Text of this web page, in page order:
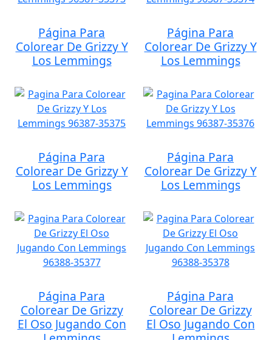
Página Para
Colorear De Grizzy Y
Los Lemmings
Página Para
Colorear De Grizzy Y
Los Lemmings
Página Para
Colorear De Grizzy Y
Los Lemmings
Página Para
Colorear De Grizzy Y
Los Lemmings
Página Para
Colorear De Grizzy
El Oso Jugando Con
Página Para
Colorear De Grizzy
El Oso Jugando Con